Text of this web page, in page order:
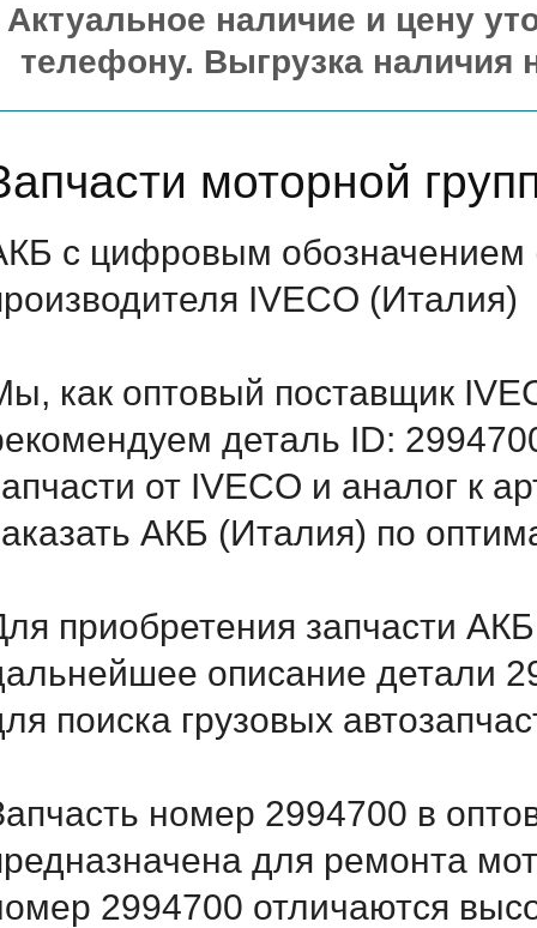
Актуальное наличие и цену
телефону. Выгрузка наличия
моторной
с цифровым обозначением
IVECO (Италия)
как оптовый поставщик
деталь ID:
от IVECO и аналог к
АКБ (Италия) по
приобретения запчасти
описание детали
поиска грузовых
номер 2994700 в
для ремонта
2994700 отличаются